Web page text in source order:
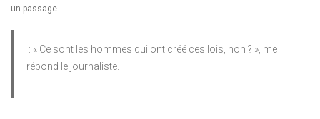
un passage.
: « Ce sont les hommes qui ont créé ces lois, non ? », me
répond le journaliste.